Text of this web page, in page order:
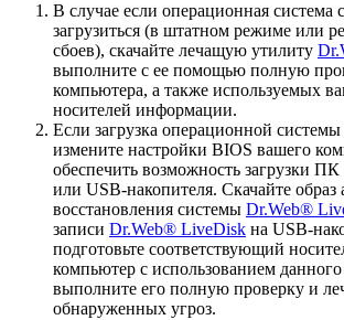
В случае если операционная система
загрузиться (в штатном режиме или
сбоев), скачайте лечащую утилиту
выполните с ее помощью полную
компьютера, а также используемых
носителей информации.
Если загрузка операционной
измените настройки BIOS вашего
обеспечить возможность загрузки
или USB-накопителя. Скачайте образ
восстановления системы Dr.Web®
записи Dr.Web® LiveDisk на USB-
подготовьте соответствующий
компьютер с использованием данного
выполните его полную проверку и
обнаруженных угроз.